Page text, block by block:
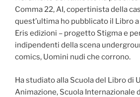
Comma 22, AI, copertinista della
quest’ultima ho pubblicato il Libro
Eris edizioni – progetto Stigma e
indipendenti della scena
comics, Uomini nudi che corrono.
Ha studiato alla Scuola del Libro di
Animazione, Scuola Internazionale